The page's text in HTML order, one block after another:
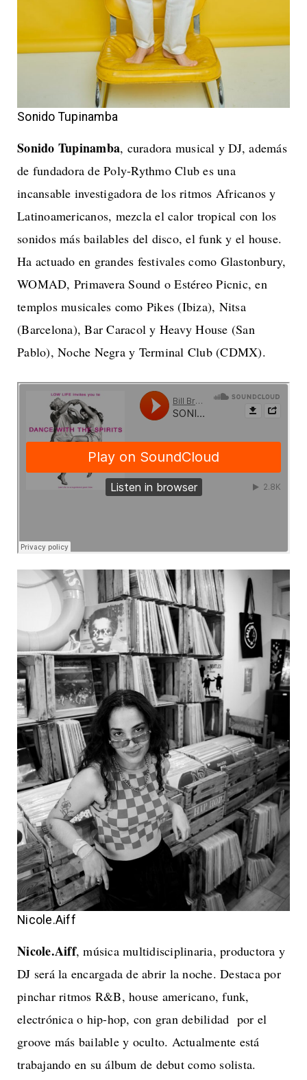
Sonido Tupinamba
Sonido Tupinamba, curadora musical y DJ, además
de fundadora de Poly-Rythmo Club es una
incansable investigadora de los ritmos Africanos y
Latinoamericanos, mezcla el calor tropical con los
sonidos más bailables del disco, el funk y el house.
Ha actuado en grandes festivales como Glastonbury,
WOMAD, Primavera Sound o Estéreo Picnic, en
templos musicales como Pikes (Ibiza), Nitsa
(Barcelona), Bar Caracol y Heavy House (San
Pablo), Noche Negra y Terminal Club (CDMX).
Nicole.Aiff
Nicole.Aiff, música multidisciplinaria, productora y
DJ será la encargada de abrir la noche. Destaca por
pinchar ritmos R&B, house americano, funk,
electrónica o hip-hop, con gran debilidad por el
groove más bailable y oculto. Actualmente está
trabajando en su álbum de debut como solista.